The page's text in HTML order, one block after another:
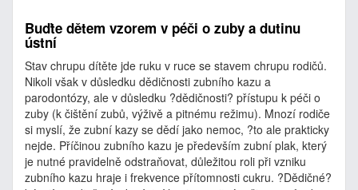
Buďte dětem vzorem v péči o zuby a dutinu
ústní
Stav chrupu dítěte jde ruku v ruce se stavem chrupu rodičů.
Nikoli však v důsledku dědičnosti zubního kazu a
parodontózy, ale v důsledku ?dědičnosti? přístupu k péči o
zuby (k čištění zubů, výživě a pitnému režimu). Mnozí rodiče
si myslí, že zubní kazy se dědí jako nemoc, ?to ale prakticky
nejde. Příčinou zubního kazu je především zubní plak, který
je nutné pravidelně odstraňovat, důležitou roli při vzniku
zubního kazu hraje i frekvence přítomnosti cukru. ?Dědičné?